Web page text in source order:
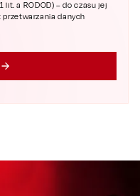
lit. a RODOD) – do czasu jej
danych